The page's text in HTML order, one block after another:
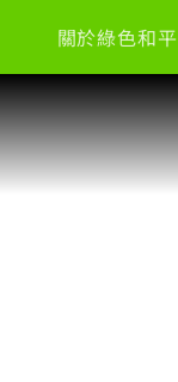
關於綠色和平